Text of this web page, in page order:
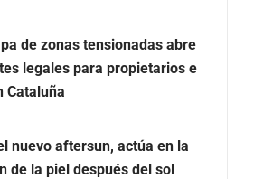
de zonas tensionadas abre
legales para propietarios e
Cataluña
nuevo aftersun, actúa en la
de la piel después del sol